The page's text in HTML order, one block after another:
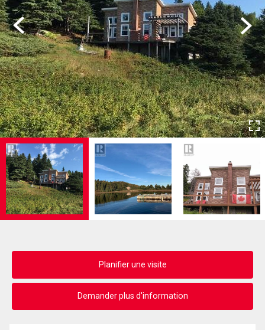
Previous Next
Planifier une visite
Demander plus d'information